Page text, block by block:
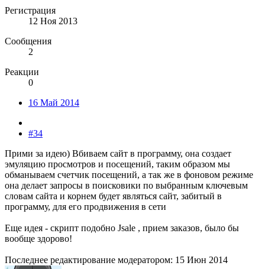
Регистрация
12 Ноя 2013
Сообщения
2
Реакции
0
16 Май 2014
#34
Прими за идею) Вбиваем сайт в программу, она создает
эмуляцию просмотров и посещений, таким образом мы
обманываем счетчик посещений, а так же в фоновом режиме
она делает запросы в поисковики по выбранным ключевым
словам сайта и корнем будет являться сайт, забитый в
программу, для его продвижения в сети
Еще идея - скрипт подобно Jsale , прием заказов, было бы
вообще здорово!
Последнее редактирование модератором: 15 Июн 2014